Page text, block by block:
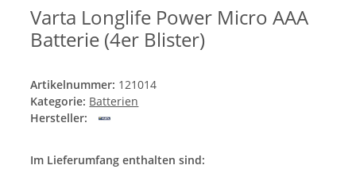
Varta Longlife Power Micro AAA
Batterie (4er Blister)
Artikelnummer: 121014
Kategorie: Batterien
Hersteller:
Im Lieferumfang enthalten sind: